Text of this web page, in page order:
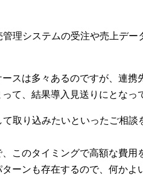
理システムの受注や売上デ
スは多々あるのですが、連携
て、結果導入見送りにとなっ
取り込みたいといったご相
このタイミングで高額な費
ーンも存在するので、何かよ